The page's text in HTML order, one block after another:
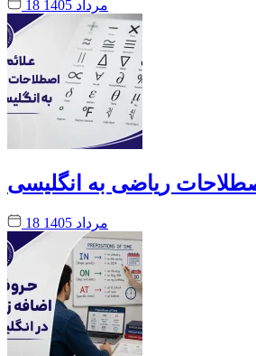
18 مرداد 1405
ریاضی به انگلیسی
18 مرداد 1405